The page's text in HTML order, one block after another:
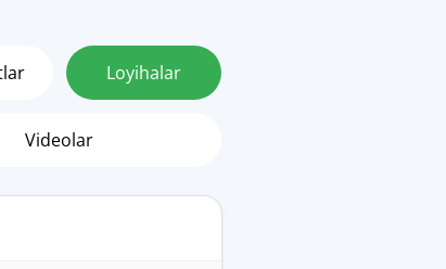
Loyihalar
Videolar